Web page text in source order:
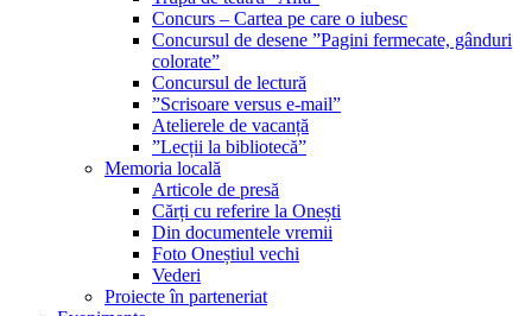
Concurs – Cartea pe care o iubesc
Concursul de desene ”Pagini fermecate, gânduri
colorate”
Concursul de lectură
”Scrisoare versus e-mail”
Atelierele de vacanță
”Lecții la bibliotecă”
Memoria locală
Articole de presă
Cărți cu referire la Onești
Din documentele vremii
Foto Oneștiul vechi
Vederi
Proiecte în parteneriat